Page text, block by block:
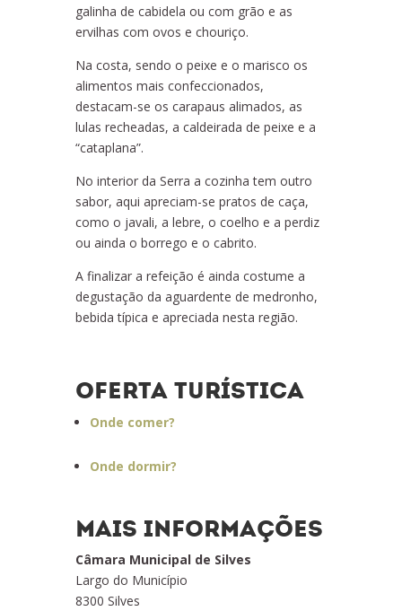
galinha de cabidela ou com grão e as
ervilhas com ovos e chouriço.
Na costa, sendo o peixe e o marisco os
alimentos mais confeccionados,
destacam-se os carapaus alimados, as
lulas recheadas, a caldeirada de peixe e a
“cataplana”.
No interior da Serra a cozinha tem outro
sabor, aqui apreciam-se pratos de caça,
como o javali, a lebre, o coelho e a perdiz
ou ainda o borrego e o cabrito.
A finalizar a refeição é ainda costume a
degustação da aguardente de medronho,
bebida típica e apreciada nesta região.
OFERTA TURÍSTICA
Onde comer?
Onde dormir?
MAIS INFORMAÇÕES
Câmara Municipal de Silves
Largo do Município
8300 Silves